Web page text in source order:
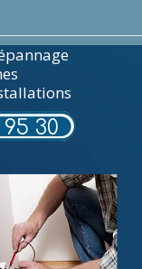
95 30